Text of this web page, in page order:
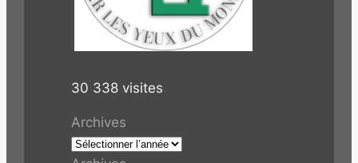
30 338 visites
Archives